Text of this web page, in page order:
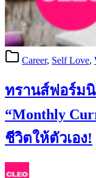
Career, Self Love,
ทรานส์ฟอร์มนิ
“Monthly
ชีวิตให้ตัวเอง!